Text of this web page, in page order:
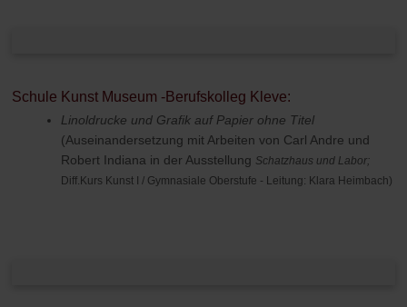
Schule Kunst Museum -Berufskolleg Kleve:
Linoldrucke und Grafik auf Papier ohne Titel
(Auseinandersetzung mit Arbeiten von Carl Andre und
Robert Indiana in der Ausstellung Schatzhaus und Labor;
Diff.Kurs Kunst I / Gymnasiale Oberstufe - Leitung: Klara Heimbach)